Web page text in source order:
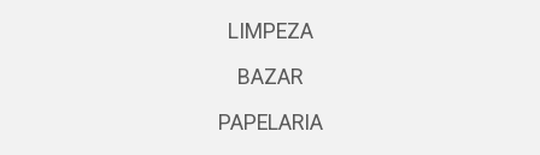
LIMPEZA
BAZAR
PAPELARIA